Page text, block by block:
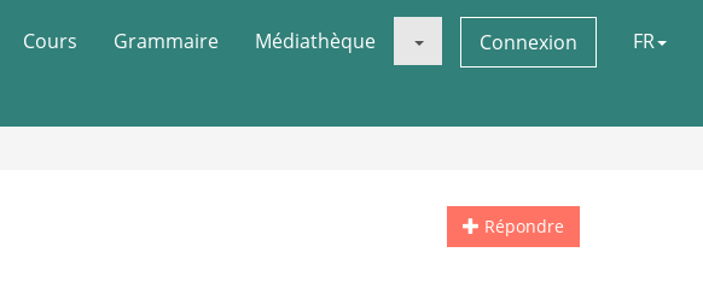
Cours Grammaire Médiathèque Connexion FR
Répondre